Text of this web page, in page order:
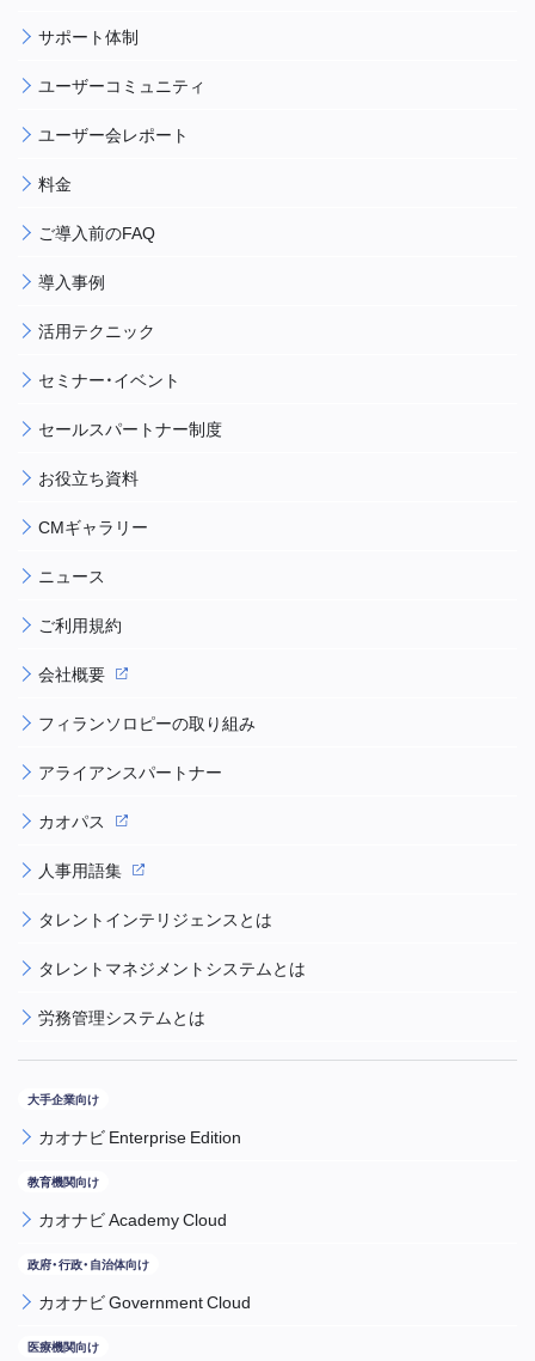
サポート体制
ユーザーコミュニティ
ユーザー会レポート
料金
ご導入前のFAQ
導入事例
活用テクニック
セミナー・イベント
セールスパートナー制度
お役立ち資料
CMギャラリー
ニュース
ご利用規約
会社概要
フィランソロピーの取り組み
アライアンスパートナー
カオパス
人事用語集
タレントインテリジェンスとは
タレントマネジメントシステムとは
労務管理システムとは
カオナビ Enterprise Edition
カオナビ Academy Cloud
カオナビ Government Cloud